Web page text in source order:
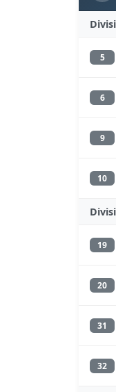
5
6
9
10
19
20
31
32